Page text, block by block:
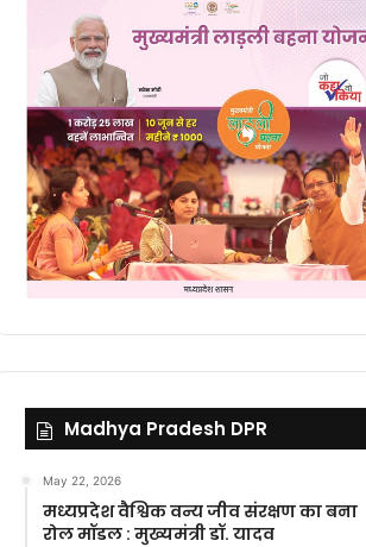
Madhya Pradesh DPR
May 22, 2026
मध्यप्रदेश वैश्विक वन्य जीव संरक्षण का बना
रोल मॉडल : मुख्यमंत्री डॉ. यादव